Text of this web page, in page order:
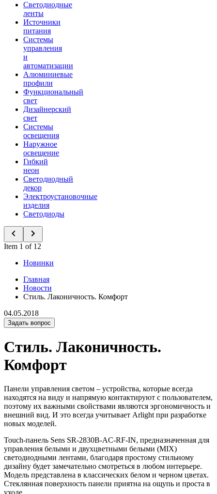
Светодиодные
ленты
Источники
питания
Системы
управления
и
автоматизации
Алюминиевые
профили
Функциональный
свет
Дизайнерский
свет
Системы
освещения
Наружное
освещение
Гибкий
неон
Светодиодный
декор
Электроустановочные
изделия
Светодиоды
Item 1 of 12
Новинки
Главная
Новости
Стиль. Лаконичность. Комфорт
04.05.2018
Задать вопрос
Стиль. Лаконичность.
Комфорт
Панели управления светом – устройства, которые всегда
находятся на виду и напрямую контактируют с пользователем,
поэтому их важными свойствами являются эргономичность и
внешний вид. И это всегда учитывает Arlight при разработке
новых моделей.
Touch-панель Sens SR-2830B-AC-RF-IN, предназначенная для
управления белыми и двухцветными белыми (MIX)
светодиодными лентами, благодаря простому стильному
дизайну будет замечательно смотреться в любом интерьере.
Модель представлена в классических белом и черном цветах.
Стеклянная поверхность панели приятна на ощупь и проста в
уходе.